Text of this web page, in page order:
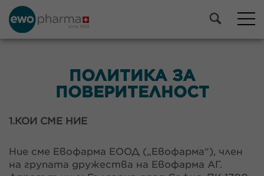
ПОЛИТИКА ЗА
ПОВЕРИТЕЛНОСТ
1.КОИ СМЕ НИЕ
Ние сме Евофарма ЕООД („Евофарма“), член
на групата дружества на Евофарма АГ.